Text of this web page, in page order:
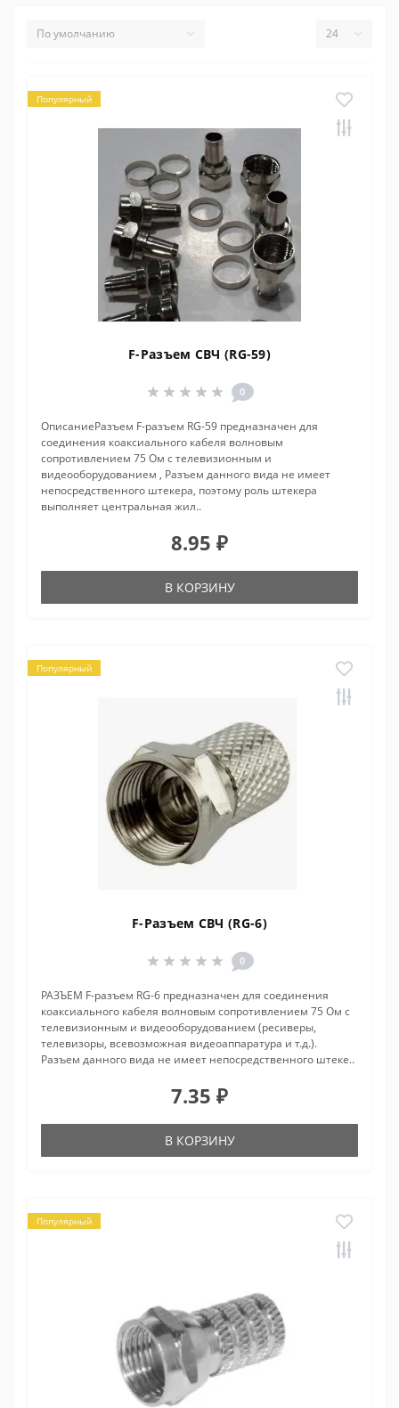
Популярный
F-Разъем СВЧ (RG-59)
0
ОписаниеРазъем F-разъем RG-59 предназначен для
соединения коаксиального кабеля волновым
сопротивлением 75 Ом с телевизионным и
видеооборудованием , Разъем данного вида не имеет
непосредственного штекера, поэтому роль штекера
выполняет центральная жил..
8.95 ₽
В КОРЗИНУ
Популярный
F-Разъем СВЧ (RG-6)
0
РАЗЪЕМ F-разъем RG-6 предназначен для соединения
коаксиального кабеля волновым сопротивлением 75 Ом с
телевизионным и видеооборудованием (ресиверы,
телевизоры, всевозможная видеоаппаратура и т.д.).
Разъем данного вида не имеет непосредственного штеке..
7.35 ₽
В КОРЗИНУ
Популярный